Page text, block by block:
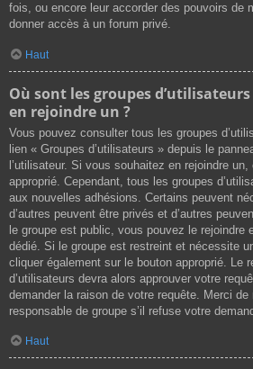
fois, ou encore leur accorder des pouvoirs de
donner accès à un forum privé.
Haut
Où sont les groupes
en rejoindre un ?
Vous pouvez consulter tous les groupes
lien « Groupes d’utilisateurs » depuis le
l’utilisateur. Si vous souhaitez en rejoindre
approprié. Cependant, tous les groupes
aux nouvelles adhésions. Certains peuvent
d’autres peuvent être privés et d’autres
le groupe est public, vous pouvez le rejoindre
dédié. Si le groupe est restreint et nécessite
cliquer également sur le bouton approprié. Le
d’utilisateurs devra alors approuver votre
demander la raison de votre requête. Merci de
responsable de groupe s’il refuse votre
Haut